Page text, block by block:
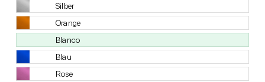
Silber
Orange
Blanco
Blau
Rose